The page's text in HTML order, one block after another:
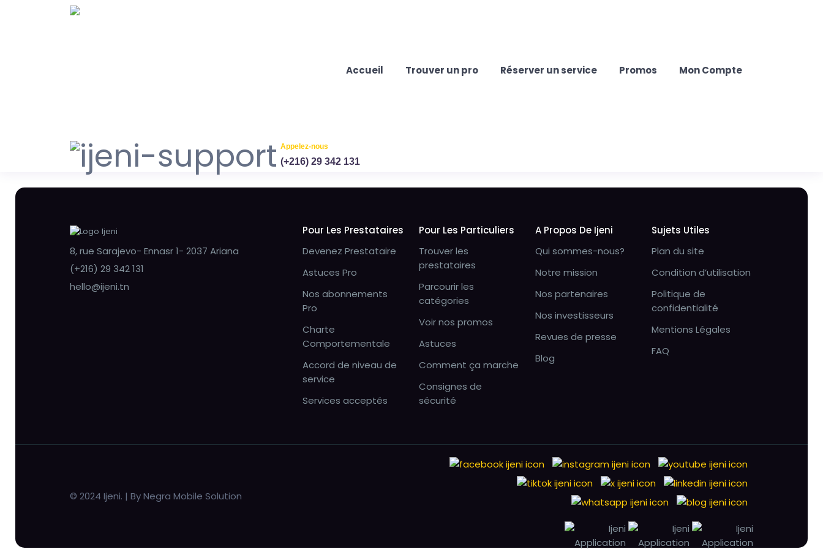
Accueil Trouver un pro Réserver un service Promos Mon Compte
Appelez-nous
(+216) 29 342 131
8, rue Sarajevo- Ennasr 1- 2037 Ariana
(+216) 29 342 131
hello@ijeni.tn
Pour Les Prestataires
Devenez Prestataire
Astuces Pro
Nos abonnements
Pro
Charte
Comportementale
Accord de niveau de
service
Services acceptés
Pour Les Particuliers
Trouver les
prestataires
Parcourir les
catégories
Voir nos promos
Astuces
Comment ça marche
Consignes de
sécurité
A Propos De Ijeni
Qui sommes-nous?
Notre mission
Nos partenaires
Nos investisseurs
Revues de presse
Blog
Sujets Utiles
Plan du site
Condition d’utilisation
Politique de
confidentialité
Mentions Légales
FAQ
© 2024 Ijeni. | By Negra Mobile Solution